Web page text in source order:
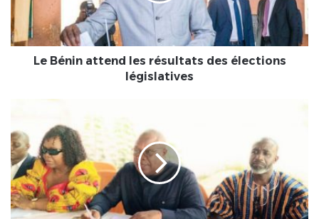
élections
législatives
Le Bénin attend les résultats des élections
législatives
Pas
encore
fixée
sur
sa
participation